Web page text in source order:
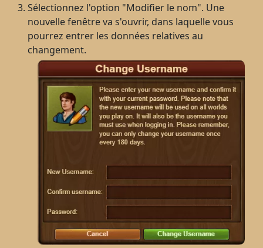
Sélectionnez l'option "Modifier le nom". Une
nouvelle fenêtre va s'ouvrir, dans laquelle vous
pourrez entrer les données relatives au
changement.